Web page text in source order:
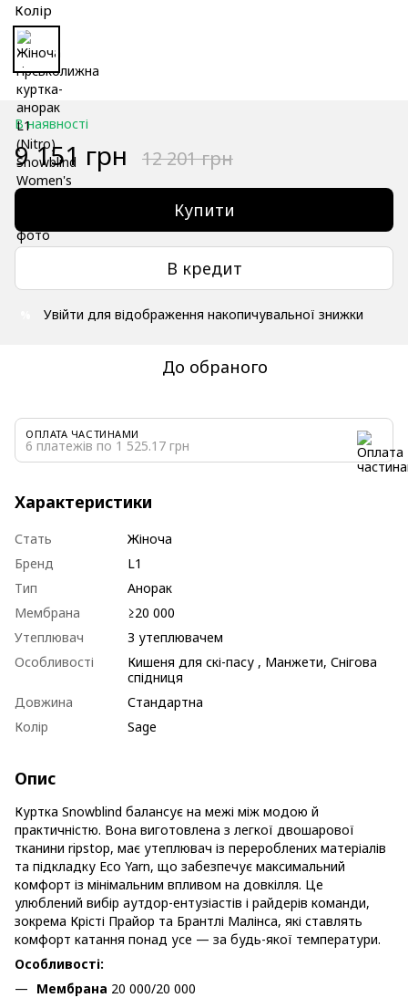
Колір
В наявності
9 151 грн 12 201 грн
Купити
В кредит
Увійти для відображення накопичувальної знижки
До обраного
ОПЛАТА ЧАСТИНАМИ
6 платежів по 1 525.17 грн
Характеристики
Стать
Жіноча
Бренд
L1
Тип
Анорак
Мембрана
≥20 000
Утеплювач
З утеплювачем
Особливості
Кишеня для скі-пасу , Манжети, Снігова
спідниця
Довжина
Стандартна
Колір
Sage
Опис
Куртка Snowblind балансує на межі між модою й
практичністю. Вона виготовлена з легкої двошарової
тканини ripstop, має утеплювач із перероблених матеріалів
та підкладку Eco Yarn, що забезпечує максимальний
комфорт із мінімальним впливом на довкілля. Це
улюблений вибір аутдор-ентузіастів і райдерів команди,
зокрема Крісті Прайор та Брантлі Малінса, які ставлять
комфорт катання понад усе — за будь-якої температури.
Особливості:
Мембрана 20 000/20 000